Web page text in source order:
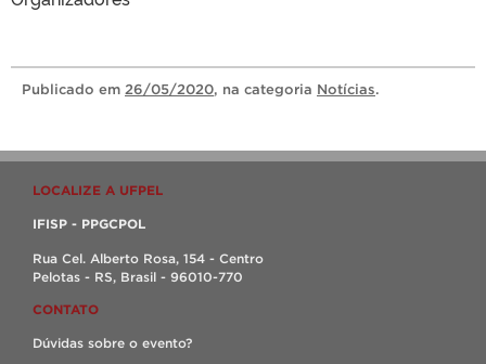
Publicado em 26/05/2020, na categoria Notícias.
LOCALIZE A UFPEL
IFISP - PPGCPOL
Rua Cel. Alberto Rosa, 154 - Centro
Pelotas - RS, Brasil - 96010-770
CONTATO
Dúvidas sobre o evento?